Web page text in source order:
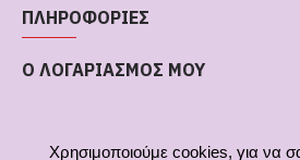
Χρησιμοποιούμε cookies, για να
ΠΛΗΡΟΦΟΡΙΕΣ
Ο ΛΟΓΑΡΙΑΣΜΟΣ ΜΟΥ